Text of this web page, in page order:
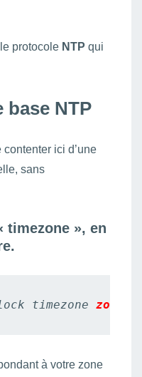
protocole NTP qui
NTP
ici d’une
sans
timezone », en
timezone zone
à votre zone